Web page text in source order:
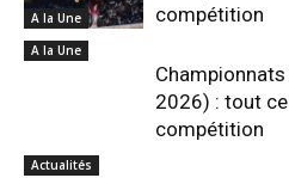
A la Une
compétition
A la Une
Championnats
2026) : tout
compétition
Actualités